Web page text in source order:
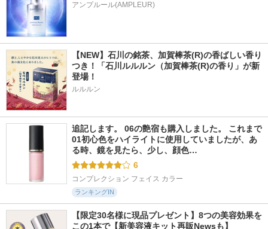
アンプルール(AMPLEUR)
【NEW】石川の銘茶、加賀棒茶(R)の香ばしい香り
つき！「石川ルルルン（加賀棒茶(R)の香り」が新
登場！
ルルルン
追記します。 06の艶宿も購入しました。 これまで
01初心色をハイライトに使用していましたが、あ
る時、鏡を見たら、少し、顔色…
6
コンプレクション フェイス カラー
ランキングIN
【限定30名様に現品プレゼント】8つの美容効果を
この1本で【新美容液キット再販Newsも】